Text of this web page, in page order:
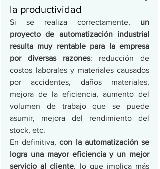
la productividad
Si se realiza correctamente, un
proyecto de automatización industrial
resulta muy rentable para la empresa
por diversas razones: reducción de
costos laborales y materiales causados
por accidentes, daños materiales,
mejora de la eficiencia, aumento del
volumen de trabajo que se puede
asumir, mejora del rendimiento del
stock, etc.
En definitiva, con la automatización se
logra una mayor eficiencia y un mejor
servicio al cliente, lo que implica más